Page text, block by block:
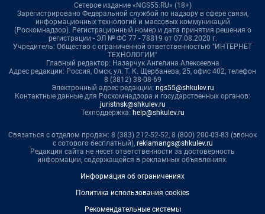
Сетевое издание «NGS55.RU» (18+)
Зарегистрировано Федеральной службой по надзору в сфере связи,
информационных технологий и массовых коммуникаций
(Роскомнадзор). Регистрационный номер и дата принятия решения о
регистрации - ЭЛ № ФС 77 - 78819 от 07.08.2020 г.
Учредитель: Общество с ограниченной ответственностью "ИНТЕРНЕТ
ТЕХНОЛОГИИ"
Главный редактор: Назарчук Ангелина Алексеевна
Адрес редакции: Россия, Омск, ул. Т. К. Щербанева, 25, офис 402, телефон
8 (3812) 38-08-69
Электронный адрес редакции: ngs55@shkulev.ru
Контактные данные для Роскомнадзора и государственных органов:
juristnsk@shkulev.ru
Техподдержка: help@shkulev.ru
Связаться с отделом продаж: 8 (383) 212-52-52, 8 (800) 200-03-83 (звонок
с сотового бесплатный), reklamangs@shkulev.ru
Редакция сайта не несет ответственности за достоверность
информации, содержащейся в рекламных объявлениях.
Информация об ограничениях
Политика использования cookies
Рекомендательные системы